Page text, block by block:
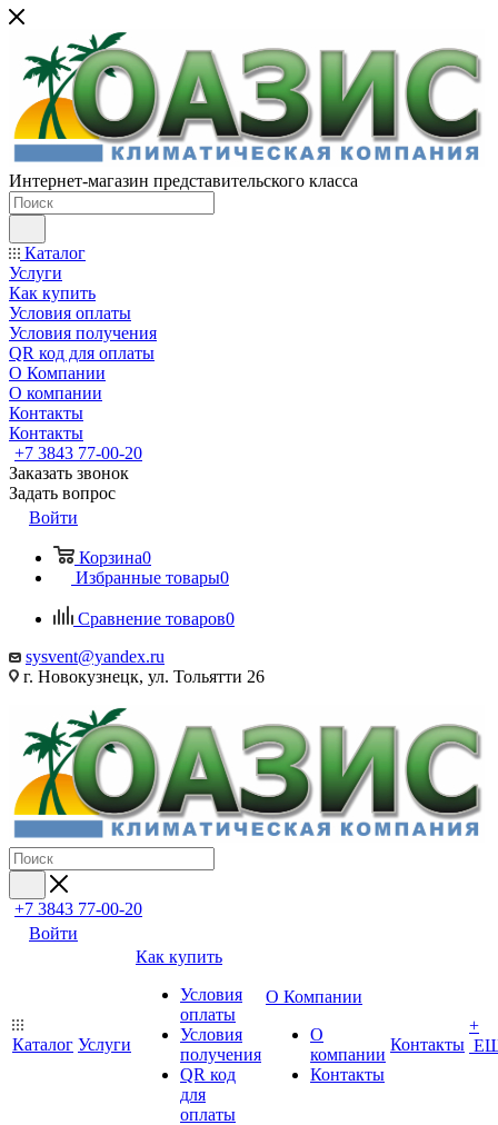
Интернет-магазин представительского класса
Каталог
Услуги
Как купить
Условия оплаты
Условия получения
QR код для оплаты
О Компании
О компании
Контакты
Контакты
+7 3843 77-00-20
Заказать звонок
Задать вопрос
Войти
Корзина0
Избранные товары0
Сравнение товаров0
sysvent@yandex.ru
г. Новокузнецк, ул. Тольятти 26
+7 3843 77-00-20
Войти
Каталог Услуги
Как купить
Условия
оплаты
Условия
получения
QR код
для
оплаты
О Компании
О
компании
Контакты
Контакты
+